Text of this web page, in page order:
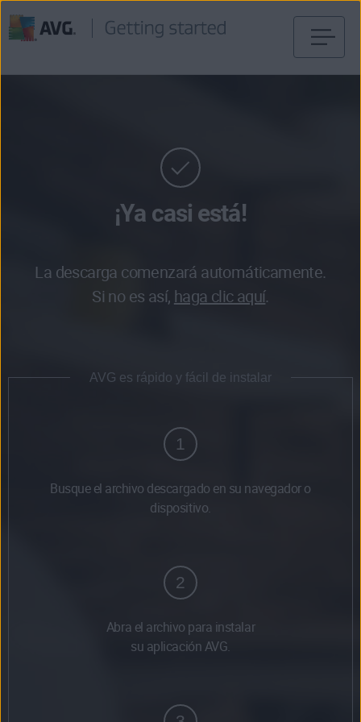
¡Ya casi está!
La descarga comenzará automáticamente.
Si no es así, haga clic aquí.
AVG es rápido y fácil de instalar
1
Busque el archivo descargado en su navegador o
dispositivo.
2
Abra el archivo para instalar
su aplicación AVG.